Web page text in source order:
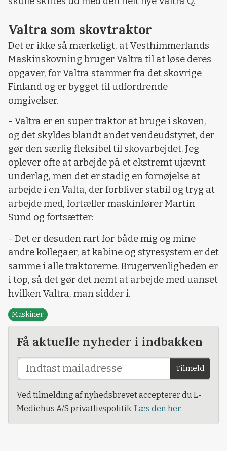
Valtra som skovtraktor
Det er ikke så mærkeligt, at Vesthimmerlands
Maskinskovning bruger Valtra til at løse deres
opgaver, for Valtra stammer fra det skovrige
Finland og er bygget til udfordrende
omgivelser.
- Valtra er en super traktor at bruge i skoven,
og det skyldes blandt andet vendeudstyret, der
gør den særlig fleksibel til skovarbejdet. Jeg
oplever ofte at arbejde på et ekstremt ujævnt
underlag, men det er stadig en fornøjelse at
arbejde i en Valta, der forbliver stabil og tryg at
arbejde med, fortæller maskinfører Martin
Sund og fortsætter:
- Det er desuden rart for både mig og mine
andre kollegaer, at kabine og styresystem er det
samme i alle traktorerne. Brugervenligheden er
i top, så det gør det nemt at arbejde med uanset
hvilken Valtra, man sidder i.
Maskiner
Få aktuelle nyheder i indbakken
Tilmeld
Ved tilmelding af nyhedsbrevet accepterer du L-
Mediehus A/S privatlivspolitik. Læs den her.